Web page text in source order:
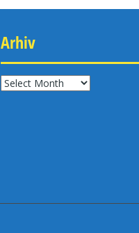
Arhiv
Arhiv